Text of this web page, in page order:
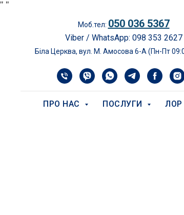
" "
Моб.тел: 050 036 5367
Viber / WhatsApp: 098 353 2627
Біла Церква, вул. М. Амосова 6-А (Пн-Пт
ПРО НАС ПОСЛУГИ ЛОР